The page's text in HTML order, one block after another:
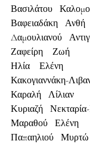
Βασιλάτου
Βαφειαδάκη   Ανθή
Δαμουλιανού
Ζαφείρη    Ζωή
Ηλία    Ελένη
Κακογιαννάκη-
Καραλή   Λίλιαν
Κυριαζή
Μαραθού   Ελένη
Παπαηλιού   Μυρτώ